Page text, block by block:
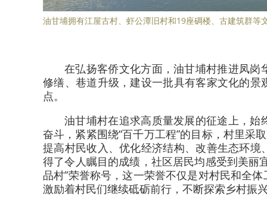
油甘埔拥有江屋古村、虾公潭旧村和19座碉楼、古建筑群等
在弘扬客侨文化方面，油甘埔村推进凤
修缮、巷道升级，建设一批具有客家文化的
点。
油甘埔村在追求高质量发展的征途上，
奋斗，紧紧围绕“百千万工程”的目标，村里采
提高村民收入、优化经济结构、改善生态环
得了令人瞩目的成绩，社区居民均感受到美丽
品村”荣誉称号，这一荣誉不仅是对村民和全
激励着村民们继续砥砺前行，不断探索乡村振